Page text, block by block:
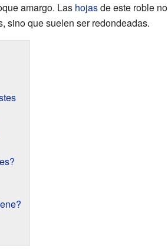
amargo. Las hojasde este roble no
sino que suelen ser redondeadas.